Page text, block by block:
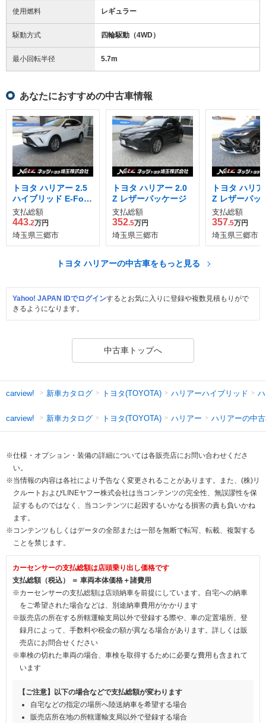
使用燃料 レギュラー
駆動方式 四輪駆動（4WD）
最小回転半径 5.7m
あなたにおすすめの中古車情報
トヨタ ハリアー 2.5
ハイブリッド E-Four
Z レザーパッケージ
4WD
支払総額
443.2万円
埼玉県三郷市
トヨタ ハリアー 2.0
Z レザーパッケージ
支払総額
352.5万円
埼玉県三郷市
トヨタ ハリ
Z レザーパッ
4WD
支払総額
357.5万円
埼玉県三郷市
トヨタ ハリアーの中古車をもっと見る
Yahoo! JAPAN IDでログインするとお気に入りに登録や複数見積もりがで
きるようになります。
中古車トップへ
carview! 新車カタログ トヨタ(TOYOTA) ハリアーハイブリッド
carview! 新車カタログ トヨタ(TOYOTA) ハリアー ハリアーの中
※仕様・オプション・装備の詳細については各販売店にお問い合わせくださ
い。
※当情報の内容は各社により予告なく変更されることがあります。また、(株)リ
クルートおよびLINEヤフー株式会社は当コンテンツの完全性、無誤謬性を保
証するものではなく、当コンテンツに起因するいかなる損害の責も負いかね
ます。
※コンテンツもしくはデータの全部または一部を無断で転写、転載、複製する
ことを禁じます。
カーセンサーの支払総額は店頭乗り出し価格です
支払総額（税込） ＝ 車両本体価格＋諸費用
※カーセンサーの支払総額は店頭納車を前提にしています。自宅への納車
をご希望された場合などは、別途納車費用がかかります
※販売店の所在する所轄運輸支局以外で登録する際や、車の定置場所、登
録月によって、手数料や税金の額が異なる場合があります。詳しくは販
売店にお問合せください
※車検の切れた車両の場合、車検を取得するために必要な費用も含まれて
います
【ご注意】以下の場合などで支払総額が変わります
自宅などの指定の場所へ陸送納車を希望する場合
販売店所在地の所轄運輸支局以外で登録する場合